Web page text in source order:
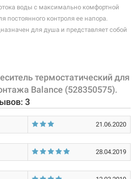
(крана): латунь
на 1 отверстие
воды с максимально комфортной
постоянного контроля ее напора.
для душа и представляет собой
Универсальный внутренний блок
не входит.
ограничителем температуры воды до
вентилем.
изделия, а также комплектация
изменения, магазин ответственности
термостатический для
Balance (528350575).
3
21.06.2020
28.04.2019